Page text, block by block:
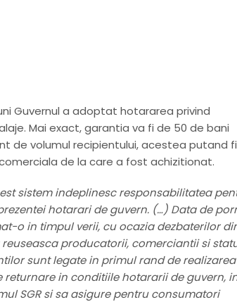
Guvernul a adoptat hotararea privind
Mai exact, garantia va fi de 50 de bani
de volumul recipientului, acestea putand fi
de la care a fost achizitionat.
sistem indeplinesc responsabilitatea
hotarari de guvern. (…) Data de
o in timpul verii, cu ocazia dezbaterilor
reuseasca producatorii, comerciantii si
sunt legate in primul rand de realizarea
returnare in conditiile hotararii de guvern,
SGR si sa asigure pentru consumatori